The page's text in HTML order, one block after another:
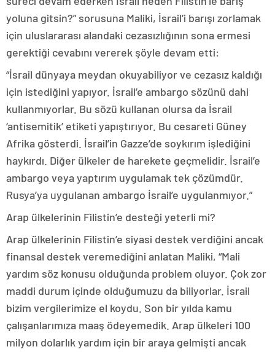
yoluna gitsin?” sorusuna Maliki, İsrail’i barışı zorlamak
için uluslararası alandaki cezasızlığının sona ermesi
gerektiği cevabını vererek şöyle devam etti:
“İsrail dünyaya meydan okuyabiliyor ve cezasız kaldığı
için istediğini yapıyor. İsrail’e ambargo sözünü dahi
kullanmıyorlar. Bu sözü kullanan olursa da İsrail
‘antisemitik’ etiketi yapıştırıyor. Bu cesareti Güney
Afrika gösterdi. İsrail’in Gazze’de soykırım işlediğini
haykırdı. Diğer ülkeler de harekete geçmelidir. İsrail’e
ambargo veya yaptırım uygulamak tek çözümdür.
Rusya’ya uygulanan ambargo İsrail’e uygulanmıyor.”
Arap ülkelerinin Filistin’e desteği yeterli mi?
Arap ülkelerinin Filistin’e siyasi destek verdiğini ancak
finansal destek veremediğini anlatan Maliki, “Mali
yardım söz konusu olduğunda problem oluyor. Çok zor
maddi durum içinde olduğumuzu da biliyorlar. İsrail
bizim vergilerimize el koydu. Son bir yılda kamu
çalışanlarımıza maaş ödeyemedik. Arap ülkeleri 100
milyon dolarlık yardım için bir araya gelmişti ancak